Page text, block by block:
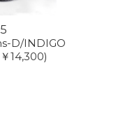
D/INDIGO
14,300)